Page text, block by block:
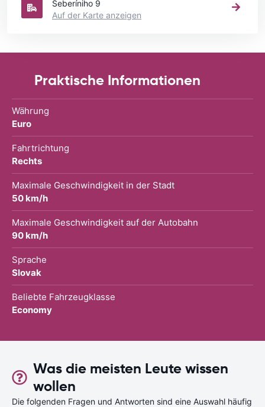
Šeberíniho 9
Auf der Karte anzeigen
Praktische Informationen
Währung
Euro
Fahrtrichtung
Rechts
Maximale Geschwindigkeit in der Stadt
50 km/h
Maximale Geschwindigkeit auf der Autobahn
90 km/h
Sprache
Slovak
Beliebte Fahrzeugklasse
Economy
Was die meisten Leute wissen
wollen
Die folgenden Fragen und Antworten sind eine Auswahl häufig